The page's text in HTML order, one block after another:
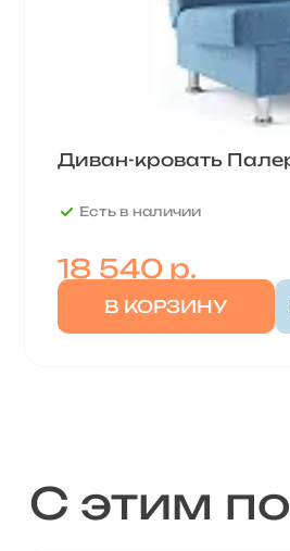
Диван-кровать
Есть в наличии
18 540р.
В КОРЗИНУ
С этим